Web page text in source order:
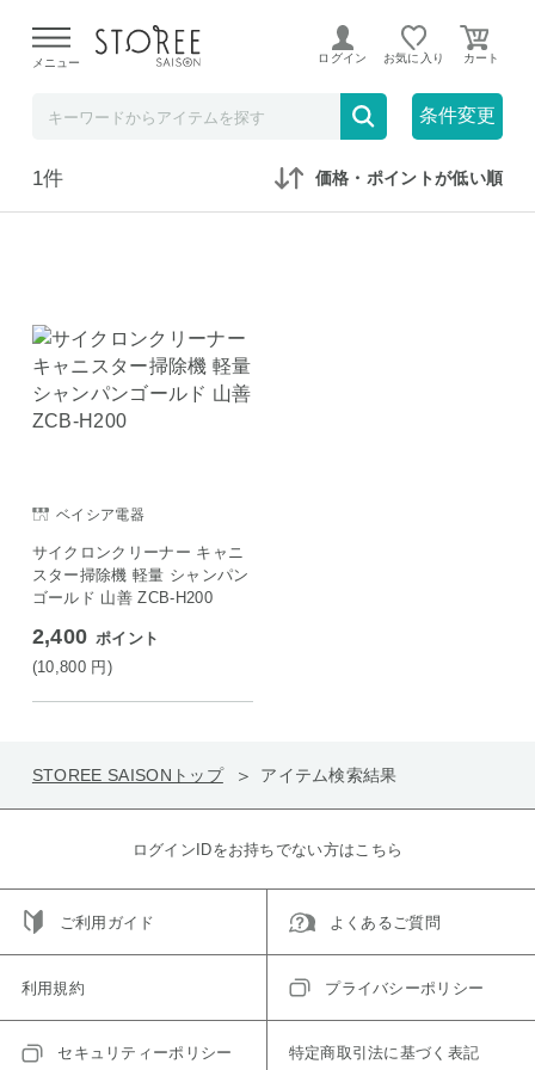
よる配送遅延が発生しております。
メニュー ログイン お気に入り
条件変更
在庫なしも表示 セール対象のみ
1件 価格・ポイントが低い順
ベイシア電器
サイクロンクリーナー キャニ
スター掃除機 軽量 シャンパン
ゴールド 山善 ZCB-H200
2,400 ポイント
(10,800 円)
STOREE SAISONトップ アイテム検索結果
ログインIDをお持ちでない方はこちら
ご利用ガイド よくあるご質問
利用規約 プライバシーポリシー
セキュリティーポリシー 特定商取引法に基づく表記